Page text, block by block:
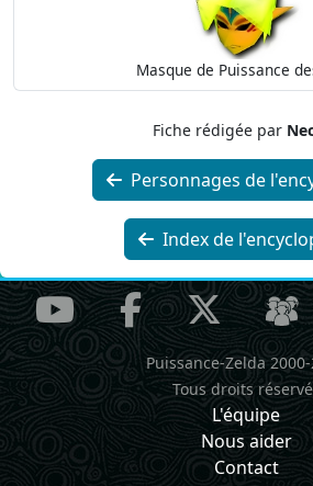
Masque de Puissance
Fiche rédigée par
Personnages de
Index de
Puissance-Zelda
Tous droits
L'équipe
Nous aider
Contact